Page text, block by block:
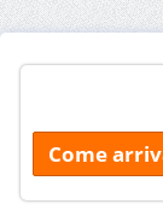
Come